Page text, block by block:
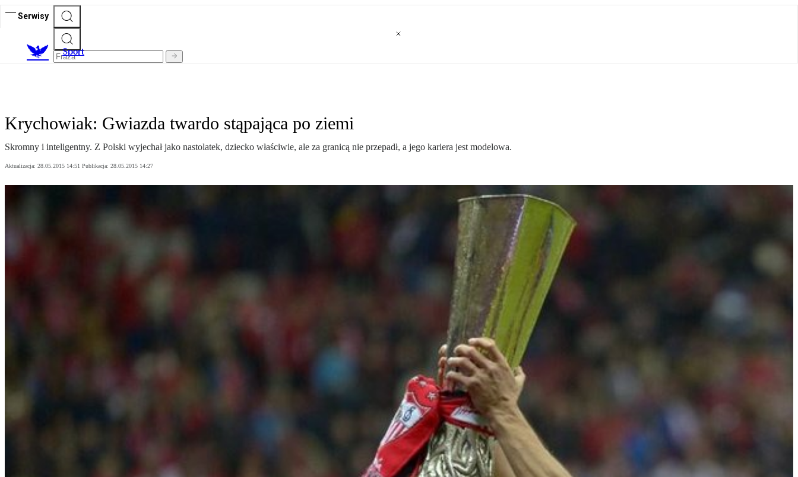
Serwisy
Sport
Krychowiak: Gwiazda twardo stąpająca po ziemi
Skromny i inteligentny. Z Polski wyjechał jako nastolatek, dziecko właściwie, ale za granicą nie przepadł, a jego kariera jest modelowa.
Aktualizacja: 28.05.2015 14:51 Publikacja: 28.05.2015 14:27